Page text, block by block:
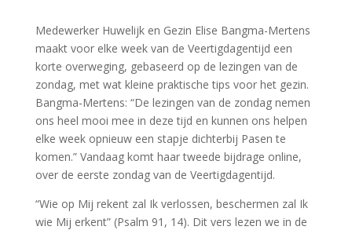
Medewerker Huwelijk en Gezin Elise Bangma-Mertens
maakt voor elke week van de Veertigdagentijd een
korte overweging, gebaseerd op de lezingen van de
zondag, met wat kleine praktische tips voor het gezin.
Bangma-Mertens: “De lezingen van de zondag nemen
ons heel mooi mee in deze tijd en kunnen ons helpen
elke week opnieuw een stapje dichterbij Pasen te
komen.” Vandaag komt haar tweede bijdrage online,
over de eerste zondag van de Veertigdagentijd.
“Wie op Mij rekent zal Ik verlossen, beschermen zal Ik
wie Mij erkent” (Psalm 91, 14). Dit vers lezen we in de